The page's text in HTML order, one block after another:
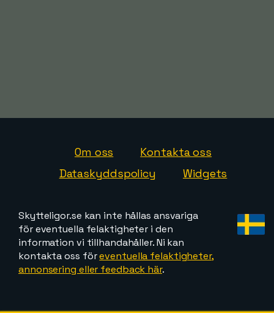
Om oss
Kontakta oss
Dataskyddspolicy
Widgets
Skytteligor.se kan inte hållas ansvariga
för eventuella felaktigheter i den
information vi tillhandahåller. Ni kan
kontakta oss föreventuella felaktigheter,
annonsering eller feedback här.